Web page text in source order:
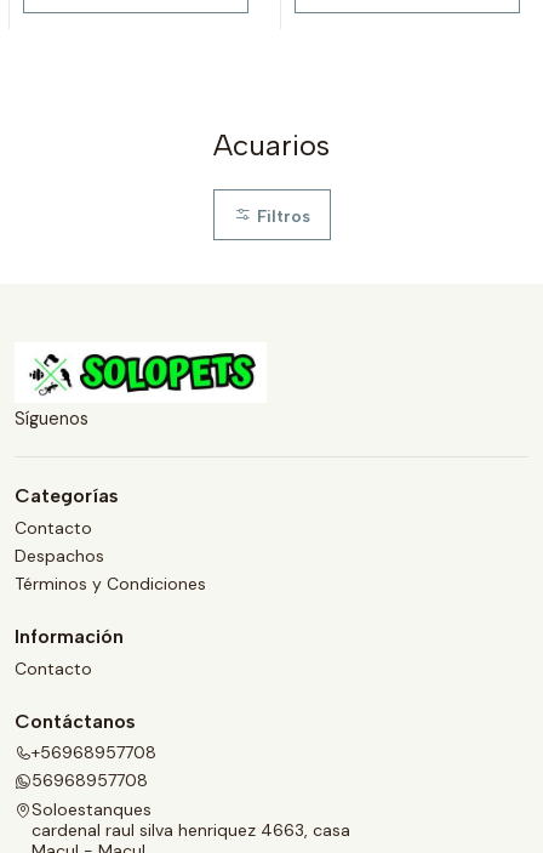
Acuarios
Filtros
Síguenos
Categorías
Contacto
Despachos
Términos y Condiciones
Información
Contacto
Contáctanos
+56968957708
56968957708
Soloestanques
cardenal raul silva henriquez 4663, casa